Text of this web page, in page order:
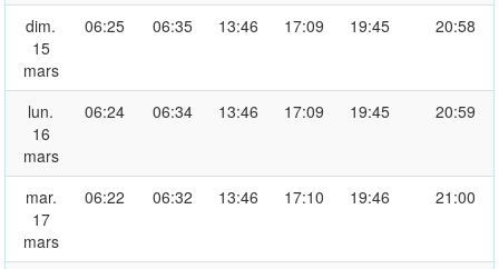
dim.
15
mars
06:25 06:35 13:46 17:09 19:45 20:58
lun.
16
mars
06:24 06:34 13:46 17:09 19:45 20:59
mar.
17
mars
06:22 06:32 13:46 17:10 19:46 21:00